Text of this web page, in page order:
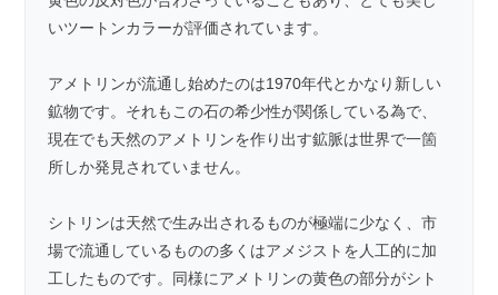
いツートンカラーが評価されています。
アメトリンが流通し始めたのは1970年代とかなり新しい
鉱物です。それもこの石の希少性が関係している為で、
現在でも天然のアメトリンを作り出す鉱脈は世界で一箇
所しか発見されていません。
シトリンは天然で生み出されるものが極端に少なく、市
場で流通しているものの多くはアメジストを人工的に加
工したものです。同様にアメトリンの黄色の部分がシト